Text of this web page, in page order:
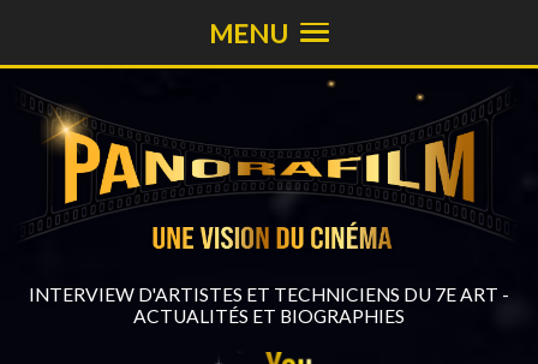
INTERVIEW D'ARTISTES ET TECHNICIENS DU 7E ART -
ACTUALITÉS ET BIOGRAPHIES
MENU